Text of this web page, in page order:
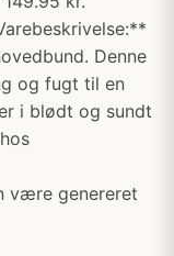
Denne
og fugt til en
i blødt og sundt
være genereret